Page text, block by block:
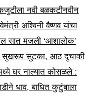
नवी बळकटीनवीन
अश्विनी वैष्णव यांचा
सात मजली ‘आशालोक’
सुखरूप सुटका, आठ दुचाकी
घर नाल्यात कोसळले :
धाव, बाधित कुटुंबाला